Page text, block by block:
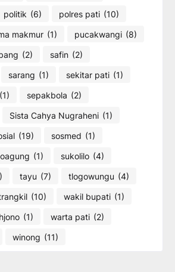
politik (6) polres pati (10)
makmur (1) pucakwangi (8)
(2) safin (2)
sarang (1) sekitar pati (1)
(1) sepakbola (2)
Sista Cahya Nugraheni (1)
(19) sosmed (1)
(1) sukolilo (4)
tayu (7) tlogowungu (4)
(10) wakil bupati (1)
(1) warta pati (2)
winong (11)